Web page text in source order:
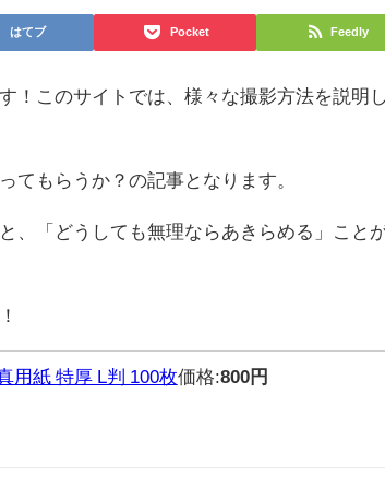
はてブ Pocket Feedly
！このサイトでは、様々な撮影方法を説明し
てもらうか？の記事となります。
、「どうしても無理ならあきらめる」こと
用紙 特厚 L判 100枚価格:800円